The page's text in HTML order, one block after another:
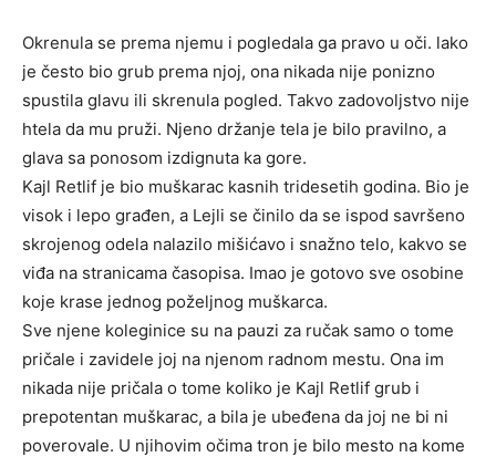
Okrenula se prema njemu i pogledala ga pravo u oči. lako
je često bio grub prema njoj, ona nikada nije ponizno
spustila glavu ili skrenula pogled. Takvo zadovoljstvo nije
htela da mu pruži. Njeno držanje tela je bilo pravilno, a
glava sa ponosom izdignuta ka gore.
Kajl Retlif je bio muškarac kasnih tridesetih godina. Bio je
visok i lepo građen, a Lejli se činilo da se ispod savršeno
skrojenog odela nalazilo mišićavo i snažno telo, kakvo se
viđa na stranicama časopisa. Imao je gotovo sve osobine
koje krase jednog poželjnog muškarca.
Sve njene koleginice su na pauzi za ručak samo o tome
pričale i zavidele joj na njenom radnom mestu. Ona im
nikada nije pričala o tome koliko je Kajl Retlif grub i
prepotentan muškarac, a bila je ubeđena da joj ne bi ni
poverovale. U njihovim očima tron je bilo mesto na kome